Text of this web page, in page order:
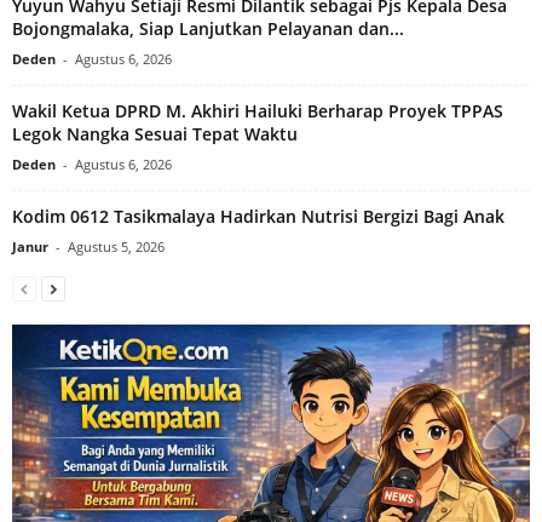
Yuyun Wahyu Setiaji Resmi Dilantik sebagai Pjs Kepala Desa
Bojongmalaka, Siap Lanjutkan Pelayanan dan...
Deden - Agustus 6, 2026
Wakil Ketua DPRD M. Akhiri Hailuki Berharap Proyek TPPAS
Legok Nangka Sesuai Tepat Waktu
Deden - Agustus 6, 2026
Kodim 0612 Tasikmalaya Hadirkan Nutrisi Bergizi Bagi Anak
Janur - Agustus 5, 2026